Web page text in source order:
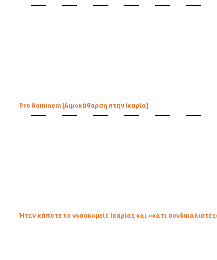
Pro Hominem [Aιμοκάθαρση στην Ικαρία]
Ήταν κάποτε το νοσοκομείο Ικαρίας και «κάτι